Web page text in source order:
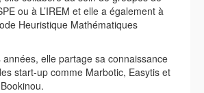
ou à L’IREM et elle a également à
Heuristique Mathématiques
années, elle partage sa connaissance
start-up comme Marbotic, Easytis et